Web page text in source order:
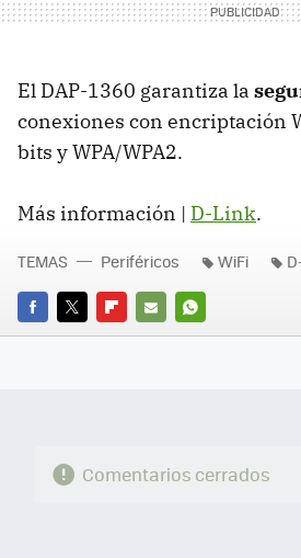
El DAP-1360 garantiza la
conexiones con encriptación
bits y WPA/WPA2.
Más información | D-Link.
FACEBOOK
TWITTERFLIPBOARD
E-
WHATSAPP
TEMAS Periféricos WiFi
Comentarios cerrados